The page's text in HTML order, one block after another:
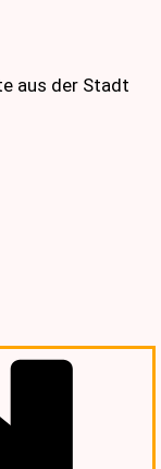
aus der Stadt